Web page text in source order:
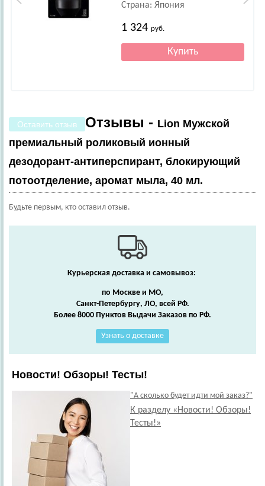
Страна: Япония
1 324руб.
Оставить отзыв Отзывы - Lion Мужской
премиальный роликовый ионный
дезодорант-антиперспирант, блокирующий
потоотделение, аромат мыла, 40 мл.
Будьте первым, кто оставил отзыв.
Курьерская доставка и самовывоз:
по Москве и МО,
Санкт-Петербургу, ЛО, всей РФ.
Более 8000 Пунктов Выдачи Заказов по РФ.
Узнать о доставке
Новости! Обзоры! Тесты!
"А сколько будет идти мой заказ?"
К разделу «Новости! Обзоры!
Тесты!»